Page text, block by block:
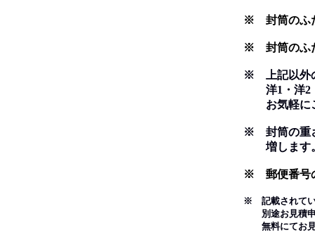
※ 封筒のふ
※ 封筒のふた
※ 上記以外
洋1・洋2・
お気軽に
※ 封筒の重
増します
※ 郵便番号
※ 記載されてい
別途お見積申
無料にてお見